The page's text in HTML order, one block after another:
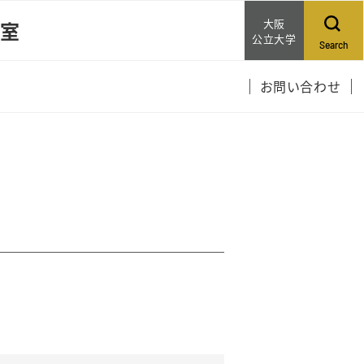
大阪
公立大学
Search
お問い合わせ